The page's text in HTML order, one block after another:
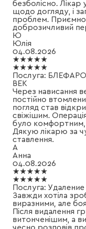
безболісно. Лікар
щодо догляду, і
проблем. Приємно
доброзичливий
Ю
Юлія
04.08.2026
★★★★★
★★★★★
Послуга:
ВЕК
Через нависання
постійно
погляд став
свіжішим.
було комфортним,
Дякую лікарю за
ставлення.
А
Анна
04.08.2026
★★★★★
★★★★★
Послуга:
Завжди хотіла
виразними, але
Після видалення
витонченішим, а